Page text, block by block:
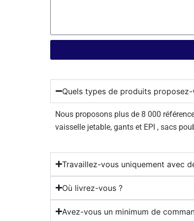
Quels types de produits proposez-
Nous proposons plus de 8 000
vaisselle jetable, gants et EPI , sacs
Travaillez-vous uniquement avec
Où livrez-vous ?
Avez-vous un minimum de